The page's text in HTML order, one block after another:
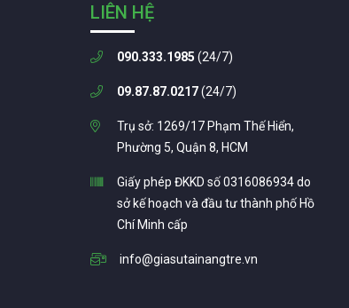
LIÊN HỆ
090.333.1985 (24/7)
09.87.87.0217(24/7)
Trụ sở: 1269/17 Phạm Thế Hiển,
Phường 5, Quận 8, HCM
Giấy phép ĐKKD số 0316086934 do
sở kế hoạch và đầu tư thành phố Hồ
Chí Minh cấp
info@giasutainangtre.vn